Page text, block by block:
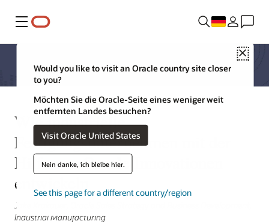
Menü
Close
Would you like to visit an Oracle country site closer
to you?
Möchten Sie die Oracle-Seite eines weniger weit
entfernten Landes besuchen?
Visit Oracle United States
Nein danke, ich bleibe hier.
See this page for a different country/region
Wie industrielle
Fertigungsunternehmen mit der
Hilfe von Oracle Innovationen
entwickeln
Jake Krakauer, Oracle Sales Strategy and Business Development,
Industrial Manufacturing